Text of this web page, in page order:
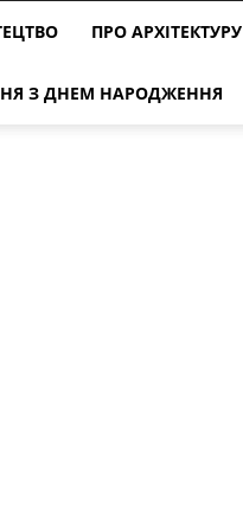
ПРО АРХІТЕКТУРУ
З ДНЕМ НАРОДЖЕННЯ